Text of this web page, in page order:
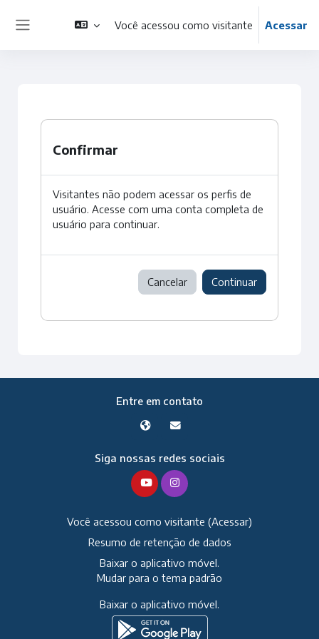
Você acessou como visitante Acessar
Confirmar
Visitantes não podem acessar os perfis de
usuário. Acesse com uma conta completa de
usuário para continuar.
Cancelar Continuar
Entre em contato
Siga nossas redes sociais
Você acessou como visitante (Acessar)
Resumo de retenção de dados
Baixar o aplicativo móvel.
Mudar para o tema padrão
Baixar o aplicativo móvel.